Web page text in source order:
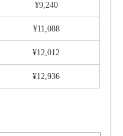
¥9,240
¥11,088
¥12,012
¥12,936